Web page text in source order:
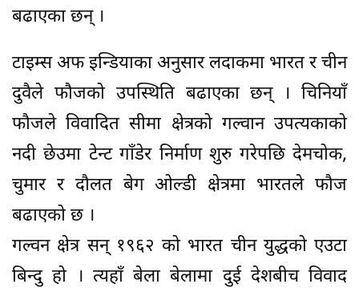
बढाएका छन् ।
टाइम्स अफ इन्डियाका अनुसार लदाकमा भारत र चीन
दुवैले फौजको उपस्थिति बढाएका छन् । चिनियाँ
फौजले विवादित सीमा क्षेत्रको गल्वान उपत्यकाको
नदी छेउमा टेन्ट गाँडेर निर्माण शुरु गरेपछि देमचोक,
चुमार र दौलत बेग ओल्डी क्षेत्रमा भारतले फौज
बढाएको छ ।
गल्वन क्षेत्र सन् १९६२ को भारत चीन युद्धको एउटा
बिन्दु हो । त्यहाँ बेला बेलामा दुई देशबीच विवाद